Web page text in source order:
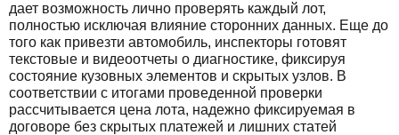
дает возможность лично проверять каждый лот,
полностью исключая влияние сторонних данных. Еще до
того как привезти автомобиль, инспекторы готовят
текстовые и видеоотчеты о диагностике, фиксируя
состояние кузовных элементов и скрытых узлов. В
соответствии с итогами проведенной проверки
рассчитывается цена лота, надежно фиксируемая в
договоре без скрытых платежей и лишних статей